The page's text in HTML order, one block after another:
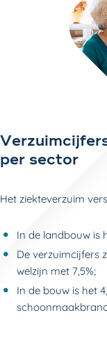
per sector
Het ziekteverzuim
In de landbouw is
De verzuimcijfers
welzijn met 7,5%;
In de bouw is het